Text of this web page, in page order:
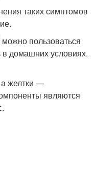
таких симптомов
пользоваться
в домашних условиях.
желтки —
являются